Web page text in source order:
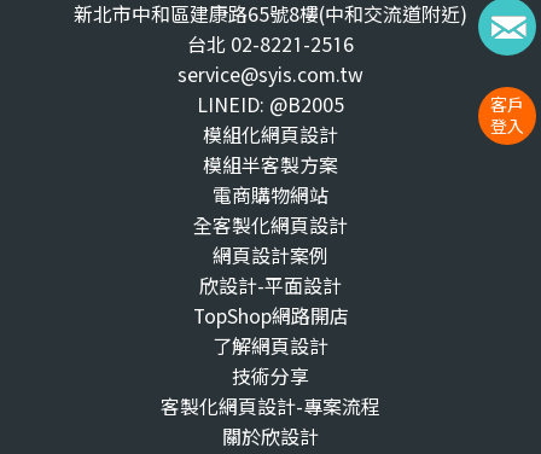
客戶
登入
新北市中和區建康路65號8樓(中和交流道附近)
台北 02-8221-2516
service@syis.com.tw
LINEID: @B2005
模組化網頁設計
模組半客製方案
電商購物網站
全客製化網頁設計
網頁設計案例
欣設計-平面設計
TopShop網路開店
了解網頁設計
技術分享
客製化網頁設計-專案流程
關於欣設計